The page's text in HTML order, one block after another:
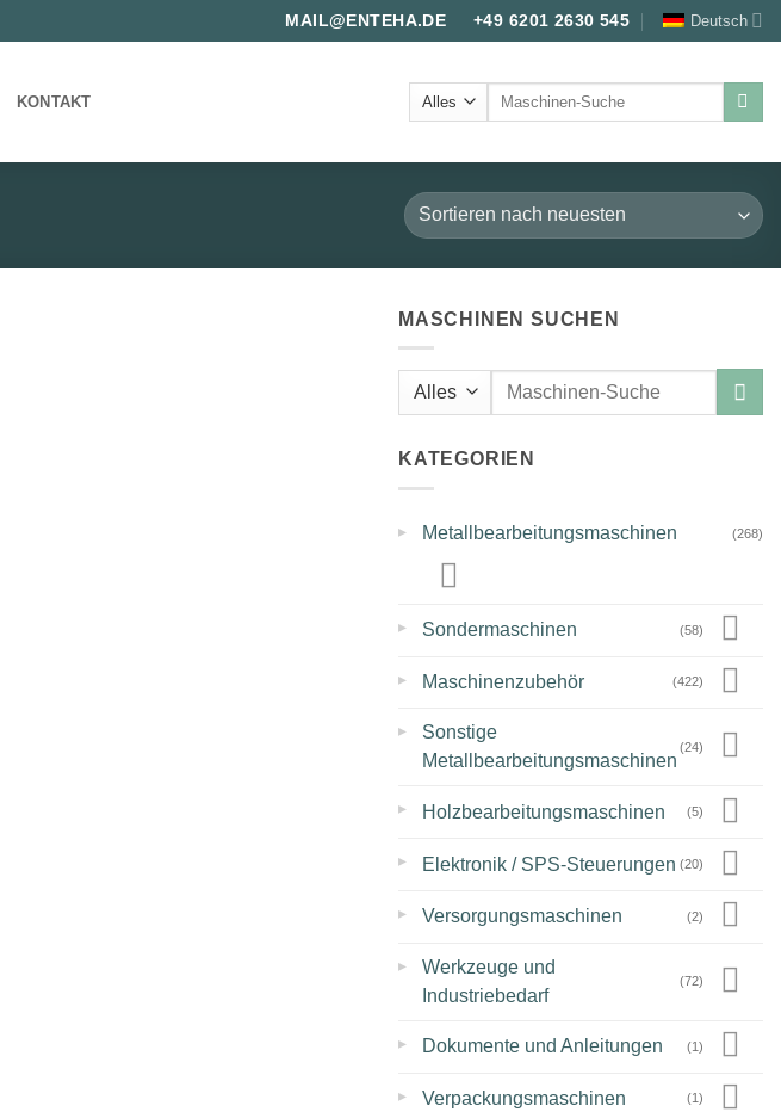
MAIL@ENTEHA.DE +49 6201 2630 545 Deutsch
KONTAKT
Suche
MASCHINEN SUCHEN
Suche
KATEGORIEN
▸ Metallbearbeitungsmaschinen (268)
▸ Sondermaschinen (58)
▸ Maschinenzubehör (422)
▸
Sonstige
Metallbearbeitungsmaschinen
(24)
▸ Holzbearbeitungsmaschinen (5)
▸ Elektronik / SPS-Steuerungen (20)
▸ Versorgungsmaschinen (2)
▸
Werkzeuge und
Industriebedarf
(72)
▸ Dokumente und Anleitungen (1)
▸ Verpackungsmaschinen (1)